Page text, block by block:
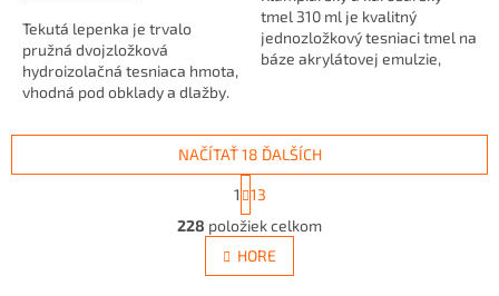
Tekutá lepenka je trvalo
pružná dvojzložková
hydroizolačná tesniaca hmota,
vhodná pod obklady a dlažby.
tmel 310 ml je kvalitný
jednozložkový tesniaci tmel na
báze akrylátovej emulzie,
O
v
l
á
NAČÍTAŤ 18 ĎALŠÍCH
S
t
r
á
n
k
1
13
228 položiek celkom
HORE